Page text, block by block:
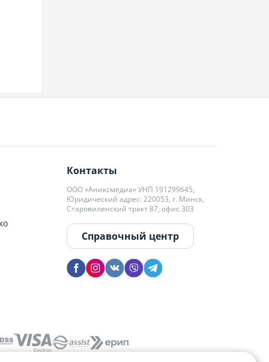
Контакты
ООО «Аниксмедиа» УНП 191299645,
Юридический адрес: 220053, г. Минск,
Старовиленский тракт 87, офис 303
Справочный центр